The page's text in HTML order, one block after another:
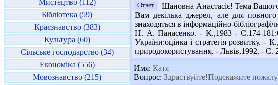
Мистецтво (112)
Бібліотека (59)
Краєзнавство (383)
Культура (60)
Сільське господарство (34)
Економіка (556)
Мовознавство (215)
Ответ
Шановна Анастасіє! Тема
Вам декілька джерел, але для
знаходяться в інформаційно-
Н. А. Панасенко. - К.,1983 - С.174-
України:оцінка і стратегія розвитку.
природокористування. - Львів,1992. - С.
Имя: Катя
Вопрос: Здраствуйте!Подскажите